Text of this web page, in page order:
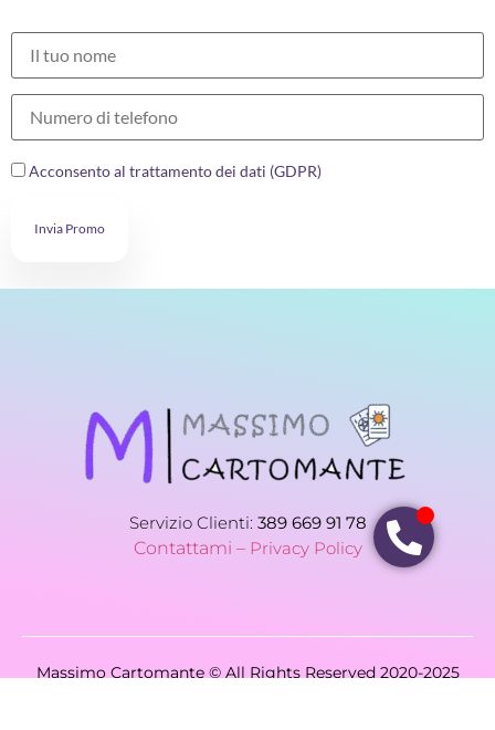
Acconsento al trattamento dei dati (GDPR)
Invia Promo
Servizio Clienti: 389 669 91 78
Contattami – Privacy Policy
Massimo Cartomante © All Rights Reserved 2020-2025